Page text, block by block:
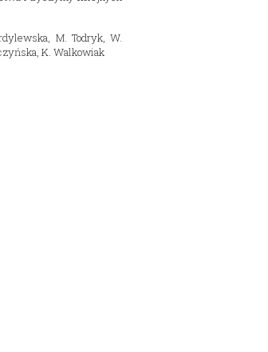
M. Todryk, W.
K. Walkowiak